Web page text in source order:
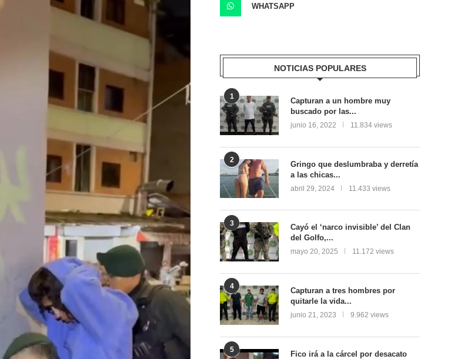
WHATSAPP
NOTICIAS POPULARES
1
Capturan a un hombre muy
buscado por las...
junio 16, 2022 11.834 views
2
Gringo que deslumbraba y derretía
a las chicas...
abril 29, 2024 11.433 views
3
Cayó el ‘narco invisible’ del Clan
del Golfo,...
mayo 20, 2025 11.172 views
4
Capturan a tres hombres por
quitarle la vida...
junio 21, 2023 9.962 views
5
Fico irá a la cárcel por desacato